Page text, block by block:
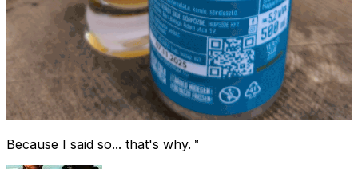
Because I said so... that's why.™